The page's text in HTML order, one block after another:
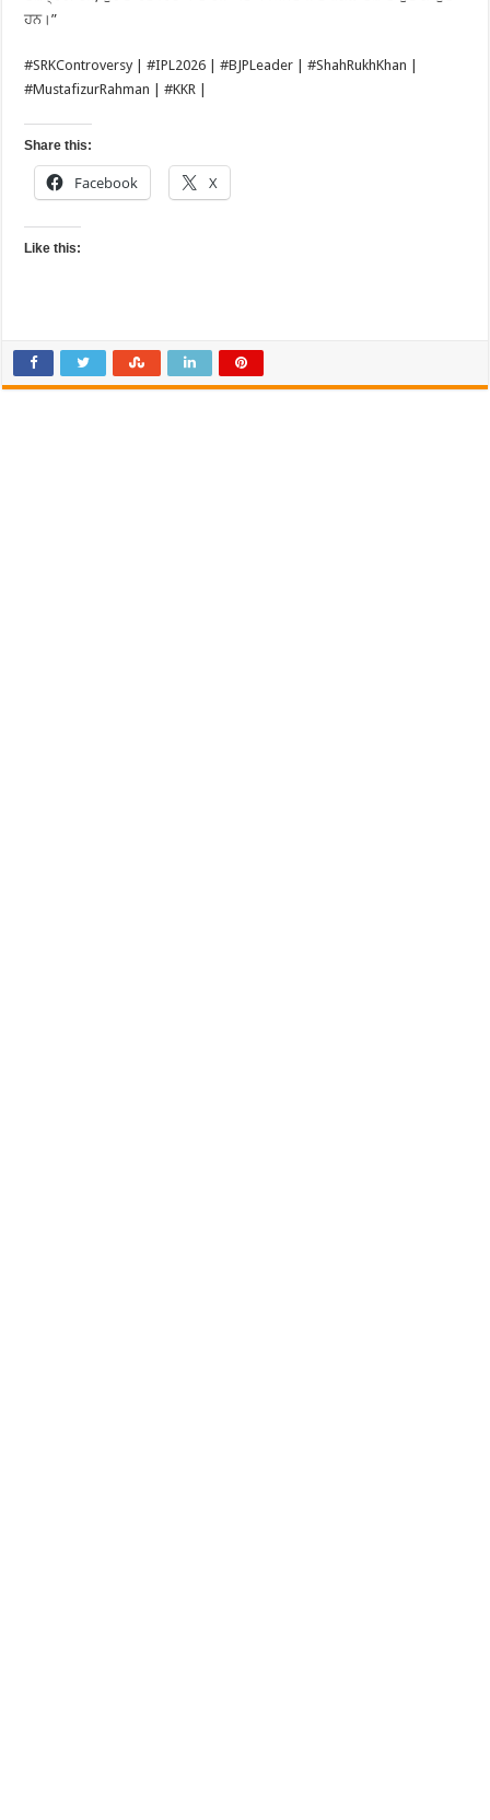
ਹਨ।”
#SRKControversy | #IPL2026 | #BJPLeader | #ShahRukhKhan |
#MustafizurRahman | #KKR |
Share this:
Facebook X
Like this: